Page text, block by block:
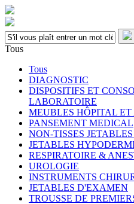
Tous
Tous
DIAGNOSTIC
DISPOSITIFS ET
LABORATOIRE
MEUBLES HÔPITAL ET
PANSEMENT MEDICAL
NON-TISSES
JETABLES
RESPIRATOIRE &
UROLOGIE
INSTRUMENTS
JETABLES D'EXAMEN
TROUSSE DE